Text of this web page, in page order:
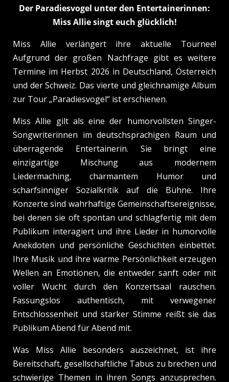
Der Paradiesvogel unter den Entertainerinnen:
Miss Allie singt euch glücklich!
Miss Allie verlängert ihre aktuelle Tournee!
Aufgrund der großen Nachfrage gibt es weitere
Termine im Herbst 2026 in Deutschland, Österreich
und der Schweiz. Das vierte und gleichnamige Album
zur Tour „Paradiesvogel“ ist erschienen.
Miss Allie gilt als eine der humorvollsten Singer-
Songwriterinnen im deutschsprachigen Raum und
überragende Entertainerin. Sie bringt eine
einzigartige Mischung aus modernem
Liedermaching, charmantem Humor und
scharfsinniger Sozialkritik auf die Bühne. Ihre
Konzerte sind wahrhaftige Gemeinschaftsereignisse,
bei denen sie oft spontan und schlagfertig mit dem
Publikum interagiert und ihre Lieder in humorvolle
Anekdoten und persönliche Geschichten einbettet.
Ihre Musik und ihre warme Persönlichkeit erzeugen
Wellen an Emotionen, die entweder sanft oder mit
voller Wucht durch den Konzertsaal rauschen.
Fassungslos authentisch, mit verwegener
Entschlossenheit und starker Stimme reißt sie das
Publikum Abend für Abend mit.
Was Miss Allie besonders auszeichnet, ist ihre
Bereitschaft, gesellschaftliche Tabus zu brechen und
schwierige Themen in ihren Songs anzusprechen.